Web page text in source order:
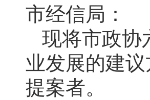
市经信局：
现将市政协
业发展的建
提案者。